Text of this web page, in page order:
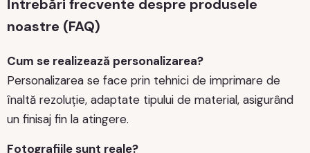
Întrebări frecvente despre produsele
noastre (FAQ)
Cum se realizează personalizarea?
Personalizarea se face prin tehnici de imprimare de
înaltă rezoluție, adaptate tipului de material, asigurând
un finisaj fin la atingere.
Fotografiile sunt reale?